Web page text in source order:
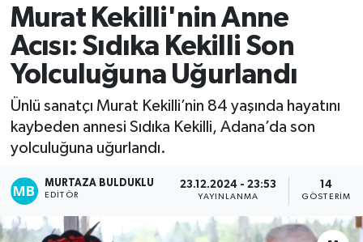
Murat Kekilli'nin Anne
Acısı: Sıdıka Kekilli Son
Yolculuğuna Uğurlandı
Ünlü sanatçı Murat Kekilli’nin 84 yaşında hayatını
kaybeden annesi Sıdıka Kekilli, Adana’da son
yolculuğuna uğurlandı.
MURTAZA BULDUKLU
EDITÖR
23.12.2024 - 23:53
YAYINLANMA
14
GÖSTERIM
Eğitim
Siyaset
Ekonomi
Kadın
Yaşam
Tüm Manşetler
Son Dakika Haberleri
Haber Arşivi